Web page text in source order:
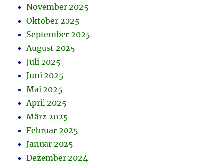
November 2025
Oktober 2025
September 2025
August 2025
Juli 2025
Juni 2025
Mai 2025
April 2025
März 2025
Februar 2025
Januar 2025
Dezember 2024